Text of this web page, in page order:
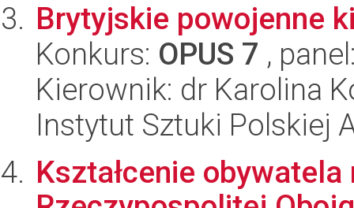
Brytyjskie powojenne
Konkurs: OPUS 7 ,
Kierownik: dr Karolina
Instytut Sztuki Polskiej
Kształcenie